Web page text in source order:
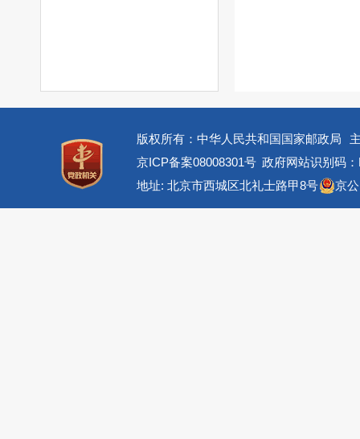
版权所有：中华人民共和国国家邮政局
京ICP备案08008301号 政府网站识别码
地址: 北京市西城区北礼士路甲8号
京